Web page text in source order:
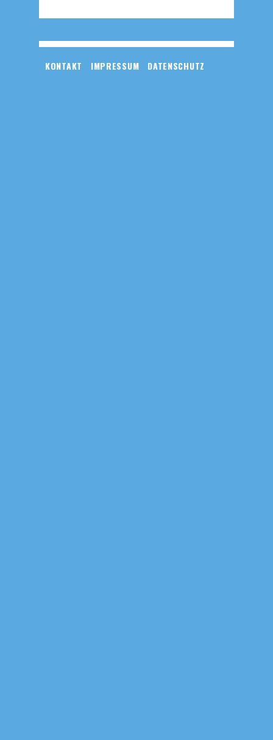
KONTAKT IMPRESSUM DATENSCHUTZ